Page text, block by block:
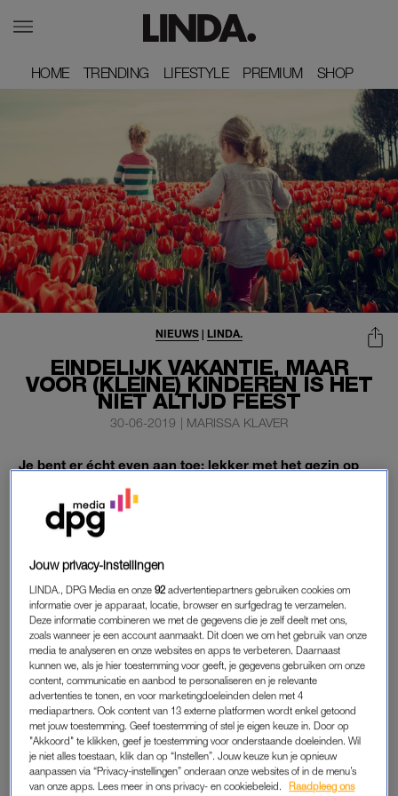
HOME
HOME TRENDING
TRENDING LIFESTYLE
LIFESTYLE PREMIUM
PREMIUM SHOP
SHOP
EINDELIJK VAKANTIE, MAAR
VOOR (KLEINE) KINDEREN IS HET
NIET ALTIJD FEEST
NIEUWS | LINDA.
30-06-2019 | MARISSA KLAVER
Je bent er écht even aan toe: lekker met het gezin op
pad, en twee weken helemaal niets. Maar voor (kleine)
kinderen is vakantie soms best lastig.
Zelfs hun vader en moeder gedragen zich anders dan ze
schrijft psycholoog Steven Pont in
Magazine.
INBREUK OP ZEKERHEDEN
“Op reis gaan betekent een inbreuk op veel zekerheden,” zegt
Pont. Kleine kinderen hechten zich volgens de psycholoog
bijvoorbeeld niet alleen aan mensen, maar ook aan plekken
en rituelen. Ze maken het leven “voorspelbaar en geven
daardoor een gevoel van zekerheid.” Ook tijd vinden ze lastig,
Jouw privacy-instellingen
LINDA., DPG Media en onze92 advertentiepartners gebruiken cookies om
informatie over je apparaat, locatie, browser en surfgedrag te verzamelen.
Deze informatie combineren we met de gegevens die je zelf deelt met ons,
zoals wanneer je een account aanmaakt. Dit doen we om het gebruik van onze
media te analyseren en onze websites en apps te verbeteren. Daarnaast
kunnen we, als je hier toestemming voor geeft, je gegevens gebruiken om onze
content, communicatie en aanbod te personaliseren en je relevante
advertenties te tonen, en voor marketingdoeleinden delen met 4
mediapartners. Ook content van 13 externe platformen wordt enkel getoond
met jouw toestemming. Geef toestemming of stel je eigen keuze in. Door op
"Akkoord" te klikken, geef je toestemming voor onderstaande doeleinden. Wil
je niet alles toestaan, klik dan op “Instellen”. Jouw keuze kun je opnieuw
aanpassen via “Privacy-instellingen” onderaan onze websites of in de menu’s
van onze apps. Lees meer in ons privacy- en cookiebeleid.
Raadpleeg ons